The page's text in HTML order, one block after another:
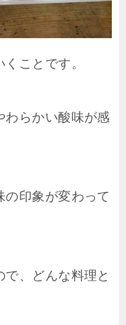
ことです。
わらかい酸味が感
の印象が変わって
、どんな料理と